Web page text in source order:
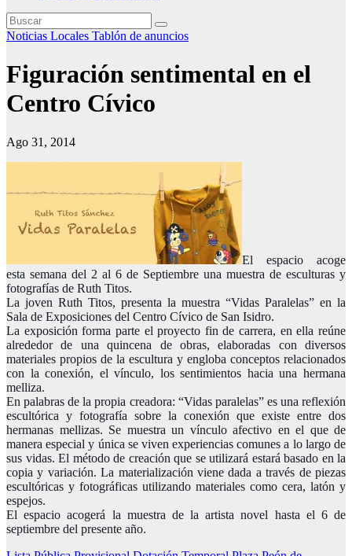
Noticias Locales Tablón de anuncios
Figuración sentimental en el
Centro Cívico
Ago 31, 2014
El espacio acoge
esta semana del 2 al 6 de Septiembre una muestra de esculturas y
fotografías de Ruth Titos.
La joven Ruth Titos, presenta la muestra “Vidas Paralelas” en la
Sala de Exposiciones del Centro Cívico de San Isidro.
La exposición forma parte el proyecto fin de carrera, en ella reúne
alrededor de una quincena de obras, elaboradas con diversos
materiales propios de la escultura y engloba conceptos relacionados
con la conexión, el vínculo, los sentimientos hacia una hermana
melliza.
En palabras de la propia creadora: “Vidas paralelas” es una reflexión
escultórica y fotografía sobre la conexión que existe entre dos
hermanas mellizas. Se muestra un vínculo afectivo en el que de
manera especial y única se viven experiencias comunes a lo largo de
sus vidas. El método de creación que se utilizará estará basado en la
copia y variación. La materialización viene dada a través de piezas
escultóricas y fotográficas utilizando materiales como cera, latón y
espejos.
El espacio acogerá la muestra de la artista novel hasta el 6 de
septiembre del presente año.